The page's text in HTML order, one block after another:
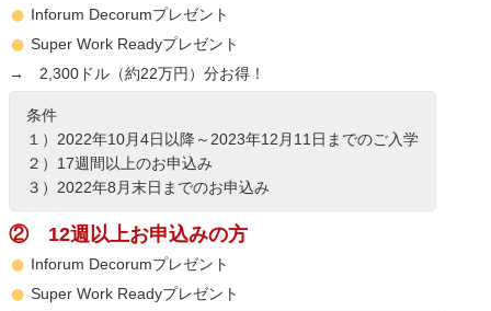
Inforum Decorumプレゼント
Super Work Readyプレゼント
→ 2,300ドル（約22万円）分お得！
条件
１）2022年10月4日以降～ 2023年12月11日までのご入学
２）17週間以上のお申込み
３）2022年8月末日までのお申込み
② 12週以上お申込みの方
Inforum Decorumプレゼント
Super Work Readyプレゼント